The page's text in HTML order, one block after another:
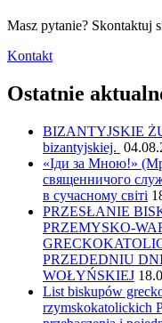
Masz pytanie? Skontaktuj
Kontakt
Ostatnie
BIZANTYJSKIE
bizantyjskiej.
«Іди за Мною!»
священничого
в сучасному світі
PRZESŁANIE
PRZEMYSKO-
PRZEDEDNIU
WOŁYŃSKIEJ
List biskupów
rzymskokatolickich